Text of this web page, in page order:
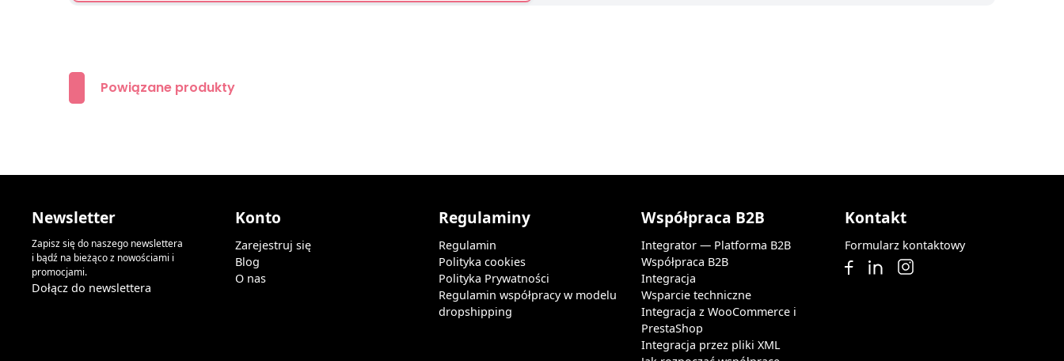
Powiązane produkty
Newsletter
Zapisz się do naszego newslettera
i bądź na bieżąco z nowościami i
promocjami.
Dołącz do newslettera
Konto
Zarejestruj się
Blog
O nas
Regulaminy
Regulamin
Polityka cookies
Polityka Prywatności
Regulamin współpracy w modelu
dropshipping
Współpraca B2B
Integrator — Platforma B2B
Współpraca B2B
Integracja
Wsparcie techniczne
Integracja z WooCommerce i
PrestaShop
Integracja przez pliki XML
Kontakt
Formularz kontaktowy